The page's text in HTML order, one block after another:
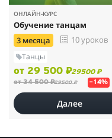
ОНЛАЙН-КУРС
Обучение танцам
3 месяца
10 уроков
Танцы
от 29 500 ₽29500 ₽
от 34 500 ₽29500 ₽ –14%
Далее